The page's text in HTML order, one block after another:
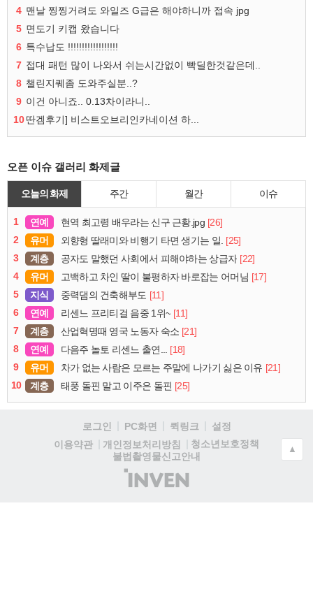
4 맨날 찡찡거려도 와일즈 G급은 해야하니까 접속 jpg
5 면도기 키캡 왔습니다
6 특수납도 !!!!!!!!!!!!!!!!!!
7 접대 패턴 많이 나와서 쉬는시간없이 빡딜한것같은데..
8 챌린지퀘좀 도와주실분..?
9 이건 아니죠.. 0.13차이라니..
10딴겜후기] 비스트오브리인카네이션 하...
오픈 이슈 갤러리 화제글
오늘의 화제 주간 월간 이슈
1 연예 현역 최고령 배우라는 신구 근황.jpg [26]
2
유머 외향형 딸래미와 비행기 타면 생기는 일. [25]
3
계층 공자도 말했던 사회에서 피해야하는 상급자 [22]
4
유머 고백하고 차인 딸이 불평하자 바로잡는 어머님 [17]
5
지식 중력댐의 건축해부도 [11]
6
연예 리센느 프리티걸 음중 1위~ [11]
7
계층 산업혁명때 영국 노동자 숙소 [21]
8
연예 다음주 놀토 리센느 출연...
[18]
9
유머 차가 없는 사람은 모르는 주말에 나가기 싫은 이유 [21]
10
계층 태풍 돌핀 말고 이주은 돌핀 [25]
로그인 PC화면 퀵링크
설정
이용약관
개인정보처리방침
청소년보호정책
불법촬영물신고안내
(주)
인
▲